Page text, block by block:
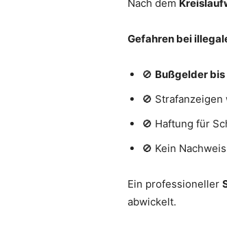
Nach dem
Gefahren bei
🚫 Bußgelder
🚫
🚫 Haftung für
🚫 Kein
Ein professioneller
abwickelt.